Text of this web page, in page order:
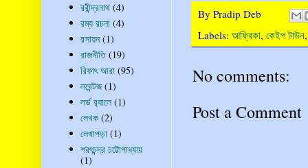
By Pradip Deb
Labels: আফ্রিকা, কেইপ টাউন
No comments:
Post a Comment
রবীন্দ্রনাথ (4)
রম্য রচনা (4)
রসায়ন (1)
রাজনীতি (19)
রিফাৎ আরা (95)
লরেন্টজ (1)
লর্ড র‍্যালে (1)
লেখক (2)
লেখাপড়া (1)
শরৎচন্দ্র চট্টোপাধ্যায়
(1)